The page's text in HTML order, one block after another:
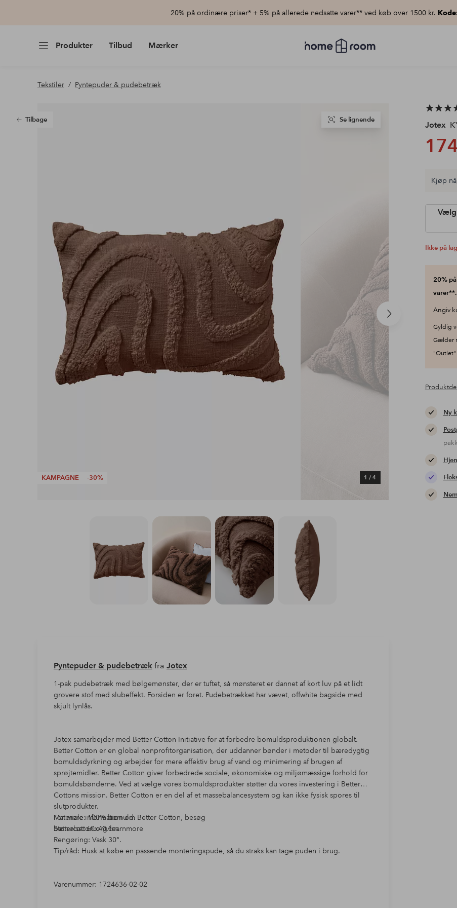
20% på ordinære priser* + 5% på allerede nedsatte varer** ved køb over 1500 kr.
Produkter Tilbud Mærker
Homeroom
–
Tekstiler Pyntepuder & pudebetræk
Tilbage
Næste
produkt
KAMPAGNE -30% 1 / 4
Se lignende
Jotex
Kjøp
Vælg
Ikke på
20%
varer**.
Angiv
Gyldig
Gælder
"Outlet"
Ny
Pyntepuder & pudebetrækfra Jotex
1-pak pudebetræk med bølgemønster, der er tuftet, så mønsteret er dannet af kort luv på et lidt
grovere stof med slubeffekt. Forsiden er foret. Pudebetrækket har vævet, offwhite bagside med
skjult lynlås.
Jotex samarbejder med Better Cotton Initiative for at forbedre bomuldsproduktionen globalt.
Better Cotton er en global nonprofitorganisation, der uddanner bønder i metoder til bæredygtig
bomuldsdyrkning og arbejder for mere effektiv brug af vand og minimering af brugen af
sprøjtemidler. Better Cotton giver forbedrede sociale, økonomiske og miljømæssige forhold for
bomuldsbønderne. Ved at vælge vores bomuldsprodukter støtter du vores investering i Better
Cottons mission. Better Cotton er en del af et massebalancesystem og kan ikke fysisk spores til
slutprodukter.
For mere information om Better Cotton, besøg
bettercotton.org/learnmore
Materiale: 100% bomuld.
Størrelse: 60x40 cm.
Rengøring: Vask 30°.
Tip/råd: Husk at købe en passende monteringspude, så du straks kan tage puden i brug.
Varenummer: 1724636-02-02